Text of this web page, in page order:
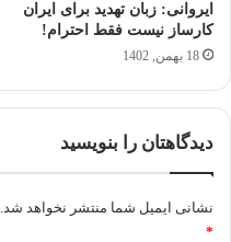
ایروانی: زبان تهدید برای ایران
کارساز نیست فقط احترام!
18 بهمن, 1402
دیدگاهتان را بنویسید
نشانی ایمیل شما منتشر نخواهد شد.
*